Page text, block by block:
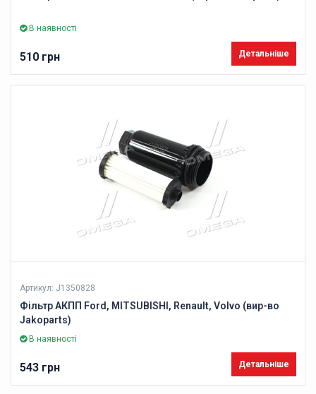
В наявності
510 грн Детальніше
Артикул: J1350828
Фільтр АКПП Ford, MITSUBISHI, Renault, Volvo (вир-во
Jakoparts)
В наявності
543 грн Детальніше